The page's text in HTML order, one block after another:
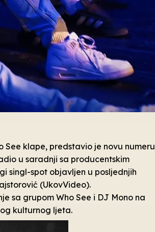
See klape, predstavio je novu numeru
u saradnji sa producentskim
singl-spot objavljen u posljednjih
(UkovVideo).
sa grupom Who See i DJ Mono na
kulturnog ljeta.